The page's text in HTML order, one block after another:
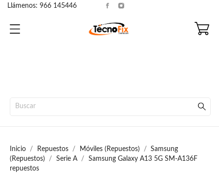
Llámenos: 966 145446
Inicio Repuestos Móviles (Repuestos)
Samsung
(Repuestos)
Serie A
Samsung Galaxy A13 5G SM-A136F
repuestos